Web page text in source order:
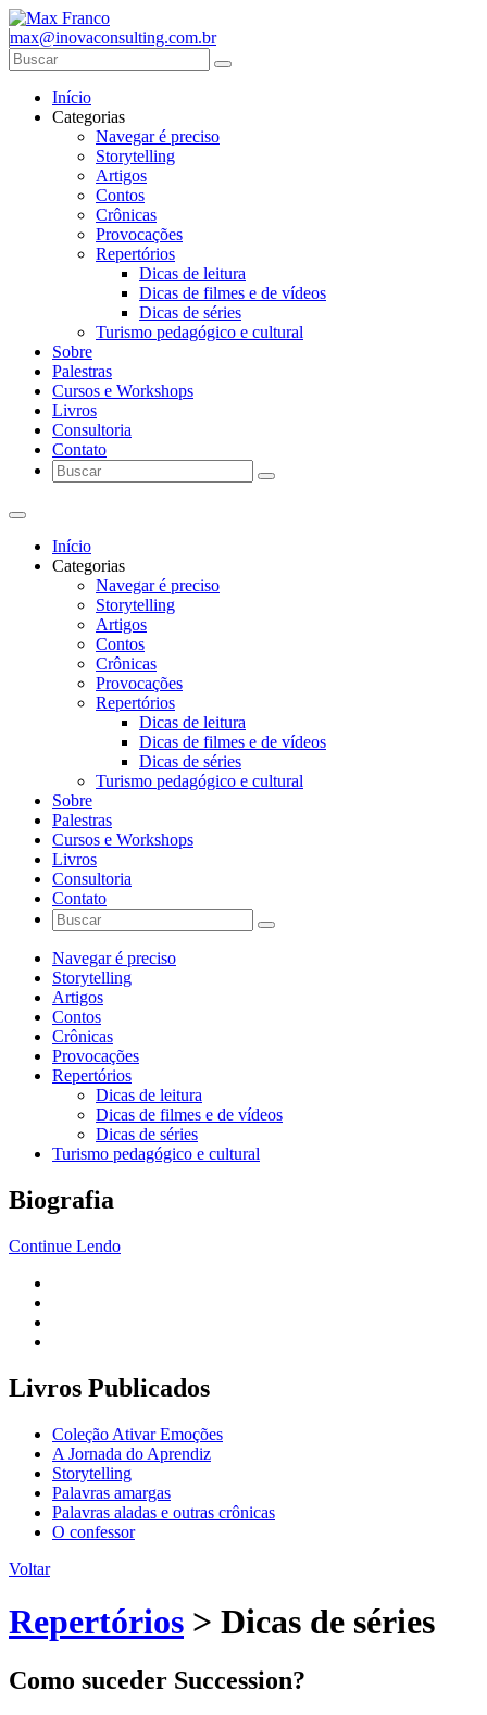
max@inovaconsulting.com.br
Início
Categorias
Navegar é preciso
Storytelling
Artigos
Contos
Crônicas
Provocações
Repertórios
Dicas de leitura
Dicas de filmes e de vídeos
Dicas de séries
Turismo pedagógico e cultural
Sobre
Palestras
Cursos e Workshops
Livros
Consultoria
Contato
Início
Categorias
Navegar é preciso
Storytelling
Artigos
Contos
Crônicas
Provocações
Repertórios
Dicas de leitura
Dicas de filmes e de vídeos
Dicas de séries
Turismo pedagógico e cultural
Sobre
Palestras
Cursos e Workshops
Livros
Consultoria
Contato
Navegar é preciso
Storytelling
Artigos
Contos
Crônicas
Provocações
Repertórios
Dicas de leitura
Dicas de filmes e de vídeos
Dicas de séries
Turismo pedagógico e cultural
Biografia
Continue Lendo
Livros Publicados
Coleção Ativar Emoções
A Jornada do Aprendiz
Storytelling
Palavras amargas
Palavras aladas e outras crônicas
O confessor
Voltar
Repertórios > Dicas de séries
Como suceder Succession?